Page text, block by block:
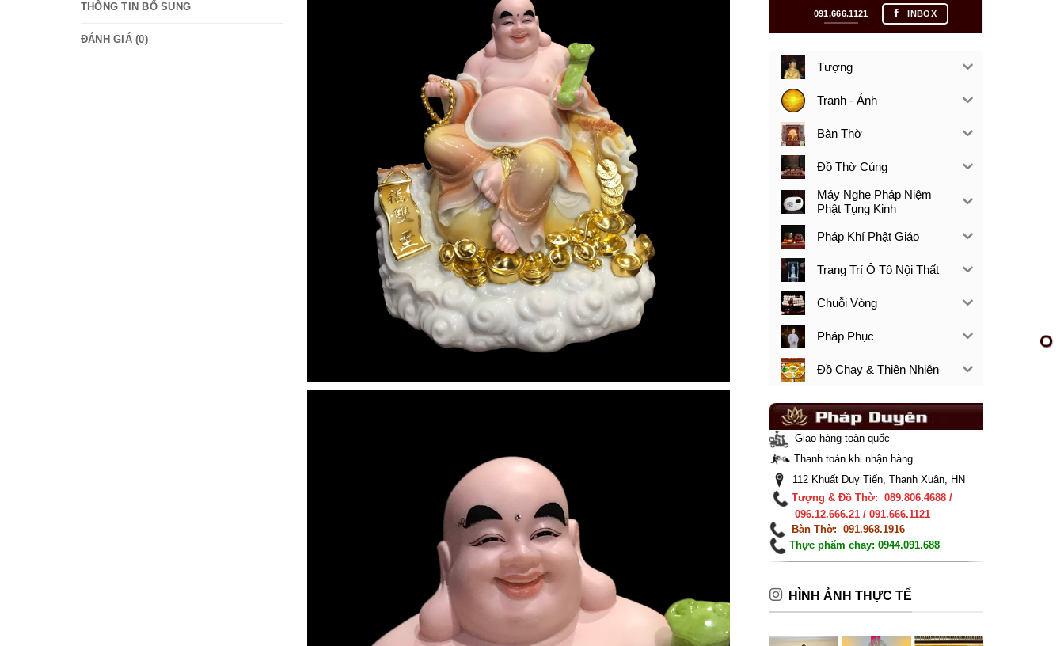
THÔNG TIN BỔ SUNG
ĐÁNH GIÁ (0)
091.666.1121 INBOX
Tượng
Tranh - Ảnh
Bàn Thờ
Đồ Thờ Cúng
Máy Nghe Pháp Niệm
Phật Tụng Kinh
Pháp Khí Phật Giáo
Trang Trí Ô Tô Nội Thất
Chuỗi Vòng
Pháp Phục
Đồ Chay & Thiên Nhiên
Giao hàng toàn quốc
Thanh toán khi nhận hàng
112 Khuất Duy Tiến, Thanh Xuân, HN
Tượng & Đồ Thờ: 089.806.4688 /
096.12.666.21 / 091.666.1121
Bàn Thờ: 091.968.1916
Thực phẩm chay: 0944.091.688
HÌNH ẢNH THỰC TẾ